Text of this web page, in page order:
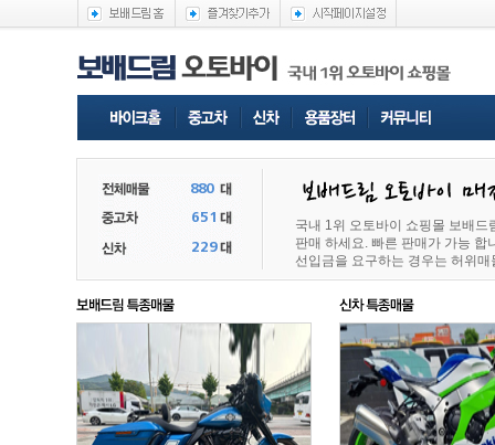
국내 1위 오토바이 쇼핑몰 보배
판매 하세요. 빠른 판매가 가능
선입금을 요구하는 경우는 허위